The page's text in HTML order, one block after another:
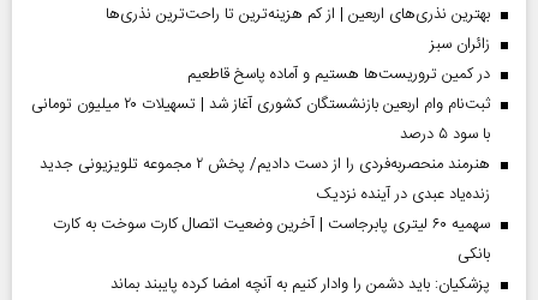
بهترین نذری‌های اربعین | از کم هزینه‌ترین تا راحت‌ترین نذری‌ها
‌زائران سبز
در کمین تروریست‌ها هستیم و آماده پاسخ قاطعیم
ثبت‌نام وام اربعین بازنشستگان کشوری آغاز شد | تسهیلات ۲۰ میلیون تومانی
با سود ۵ درصد
هنرمند منحصر‌به‌فردی را از دست دادیم/ پخش ۲ مجموعه تلویزیونی جدید
زنده‌یاد عبدی در آینده نزدیک
سهمیه ۶۰ لیتری پابرجاست | آخرین وضعیت اتصال کارت سوخت به کارت
بانکی
پزشکیان: باید دشمن را وادار کنیم به آنچه امضا کرده پایبند بماند